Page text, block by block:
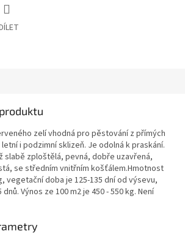
zelí vhodná pro pěstování z přímých
i podzimní sklizeň. Je odolná k praskání.
slabě zploštělá, pevná, dobře uzavřená,
se středním vnitřním košťálem.Hmotnost
vegetační doba je 125-135 dní od výsevu,
Výnos ze 100 m2 je 450 - 550 kg. Není